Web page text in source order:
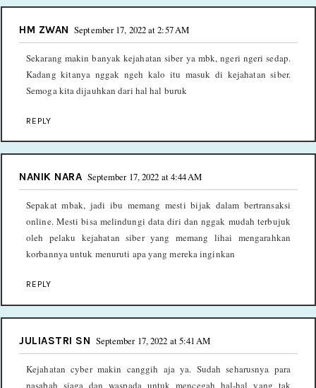
HM ZWAN September 17, 2022 at 2:57 AM
Sekarang makin banyak kejahatan siber ya mbk, ngeri ngeri sedap.
Kadang kitanya nggak ngeh kalo itu masuk di kejahatan siber.
Semoga kita dijauhkan dari hal hal buruk
REPLY
NANIK NARA September 17, 2022 at 4:44 AM
Sepakat mbak, jadi ibu memang mesti bijak dalam bertransaksi
online. Mesti bisa melindungi data diri dan nggak mudah terbujuk
oleh pelaku kejahatan siber yang memang lihai mengarahkan
korbannya untuk menuruti apa yang mereka inginkan
REPLY
JULIASTRI SN September 17, 2022 at 5:41 AM
Kejahatan cyber makin canggih aja ya. Sudah seharusnya para
nasabah siaga dan waspada untuk mencegah hal-hal yang tak